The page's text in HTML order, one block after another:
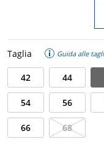
Taglia Guida alle
42 44
54 56
66 68